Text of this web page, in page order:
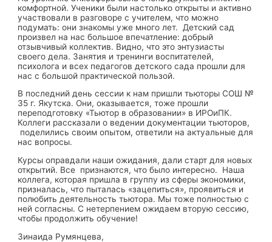
комфортной. Ученики были настолько открыты и активно
участвовали в разговоре с учителем, что можно
подумать: они знакомы уже много лет. Детский сад
произвел на нас большое впечатление: добрый
отзывчивый коллектив. Видно, что это энтузиасты
своего дела. Занятия и тренинги воспитателей,
психолога и всех педагогов детского сада прошли для
нас с большой практической пользой.
В последний день сессии к нам пришли тьюторы СОШ №
35 г. Якутска. Они, оказывается, тоже прошли
переподготовку «Тьютор в образовании» в ИРОиПК.
Коллеги рассказали о ведении документации тьюторов,
поделились своим опытом, ответили на актуальные для
нас вопросы.
Курсы оправдали наши ожидания, дали старт для новых
открытий. Все признаются, что было интересно. Наша
коллега, которая пришла в группу из сферы экономики,
призналась, что пыталась «зацепиться», проявиться и
полюбить деятельность тьютора. Мы тоже полностью с
ней согласны. С нетерпением ожидаем вторую сессию,
чтобы продолжить обучение!
Зинаида Румянцева,